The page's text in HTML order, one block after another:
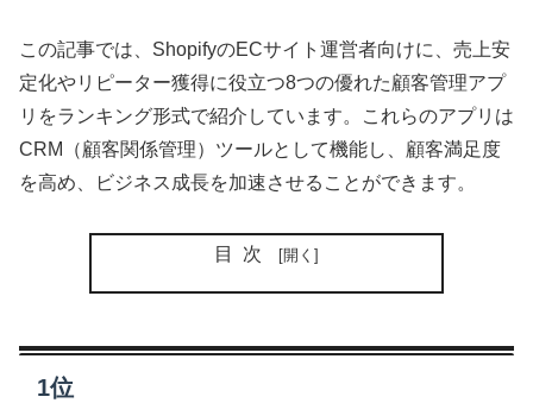
この記事では、ShopifyのECサイト運営者向けに、売上安
定化やリピーター獲得に役立つ8つの優れた顧客管理アプ
リをランキング形式で紹介しています。これらのアプリは
CRM（顧客関係管理）ツールとして機能し、顧客満足度
を高め、ビジネス成長を加速させることができます。
目次
1位